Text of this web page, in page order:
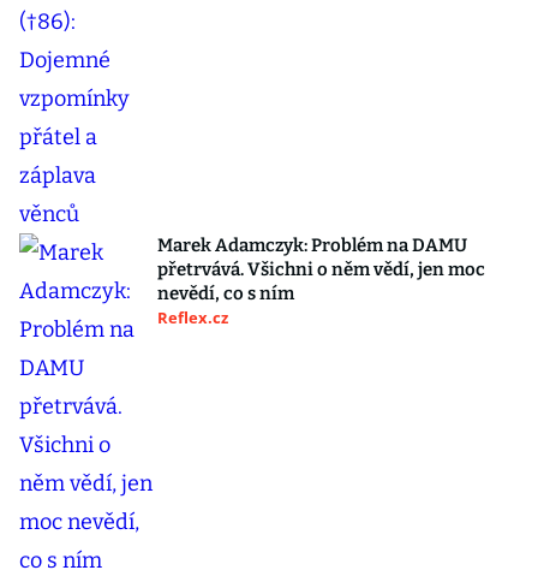
Marek Adamczyk: Problém na DAMU
přetrvává. Všichni o něm vědí, jen moc
nevědí, co s ním
Reflex.cz